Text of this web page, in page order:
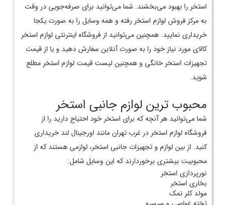
استخر را بهبود می‌بخشند. شما می‌توانید برای صرفه‌جویی در وقت
به مرکز فروش لوازم استخر رفته و همه وسایل را به صورت یکجا
خریداری نمایید. همچنین می‌توانید از فروشگاه اینترنتی لوازم استخر
کالای مورد نیاز خود را به صورت آنلاین سفارش دهید و یا از قیمت
تجهیزات استخر خانگی و همچنین لیست قیمت لوازم استخر مطلع
شوید.
محبوب ترین لوازم جانبی استخر
شما می‌توانید هر آنچه که برای استخر خود احتیاج دارید را از
فروشگاه لوازم استخر در غرب تهران مانند اورجینال لند خریداری
کنید. از بین لوازم و تجهیزات جانبی استخر، لوازمی هستند که از
محبوبیت بیشتری برخوردارند که این وسایل شامل:
نورپردازی استخر
بخاری استخر
مولد کلر نمک